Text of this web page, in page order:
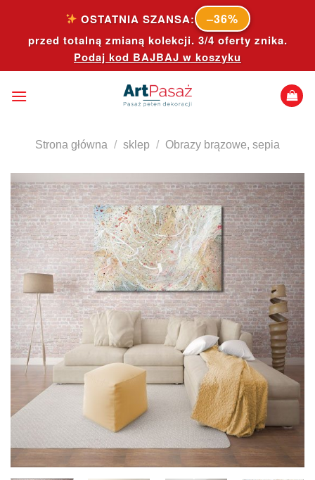
content
OSTATNIA SZANSA: –36%
przed totalną zmianą kolekcji. 3/4 oferty znika.
Podaj kod BAJBAJ w koszyku
Strona główna / sklep / Obrazy brązowe, sepia